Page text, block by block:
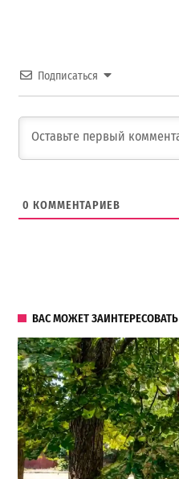
Подписаться
0 КОММЕНТАРИЕВ
ВАС МОЖЕТ ЗАИНТЕРЕСОВАТЬ